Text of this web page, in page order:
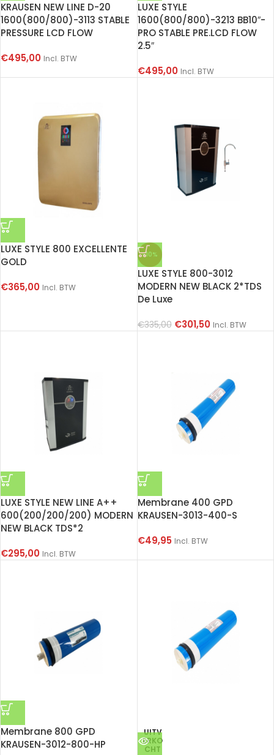
KRAUSEN NEW LINE D-20
1600(800/800)-3113 STABLE
PRESSURE LCD FLOW
€495,00 Incl. BTW
LUXE STYLE
1600(800/800)-3213 BB10″-
PRO STABLE PRE.LCD FLOW
2.5″
€495,00 Incl. BTW
LUXE STYLE 800 EXCELLENTE
GOLD
€365,00 Incl. BTW
-10%
LUXE STYLE 800-3012
MODERN NEW BLACK 2*TDS
De Luxe
€335,00 €301,50 Incl. BTW
LUXE STYLE NEW LINE A++
600(200/200/200) MODERN
NEW BLACK TDS*2
€295,00 Incl. BTW
Membrane 400 GPD
KRAUSEN-3013-400-S
€49,95 Incl. BTW
Membrane 800 GPD
KRAUSEN-3012-800-HP
UITV
ERKO
CHT